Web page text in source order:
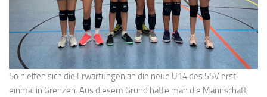
So hielten sich die Erwartungen an die neue U14 des SSV erst
einmal in Grenzen. Aus diesem Grund hatte man die Mannschaft